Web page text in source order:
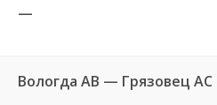
—
Вологда АВ — Грязовец АС